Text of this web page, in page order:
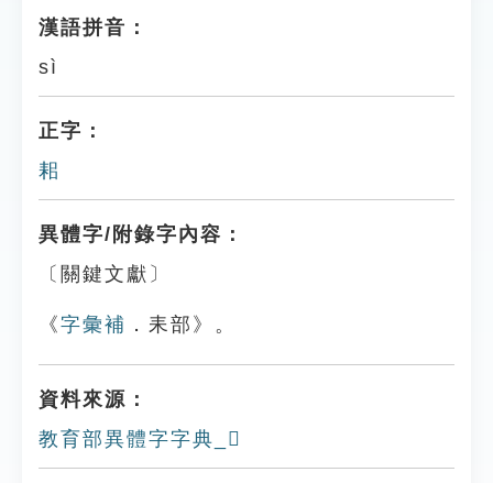
漢語拼音：
sì
正字：
耜
異體字/附錄字內容：
〔關鍵文獻〕
《字彙補 ．耒部》。
資料來源：
教育部異體字字典_𦓵